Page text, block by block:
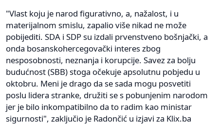
"Vlast koju je narod figurativno, a, nažalost, i u
materijalnom smislu, zapalio više nikad ne može
pobijediti. SDA i SDP su izdali prvenstveno bošnjački, a
onda bosanskohercegovački interes zbog
nesposobnosti, neznanja i korupcije. Savez za bolju
budućnost (SBB) stoga očekuje apsolutnu pobjedu u
oktobru. Meni je drago da se sada mogu posvetiti
poslu lidera stranke, družiti se s pobunjenim narodom
jer je bilo inkompatibilno da to radim kao ministar
sigurnosti", zaključio je Radončić u izjavi za Klix.ba